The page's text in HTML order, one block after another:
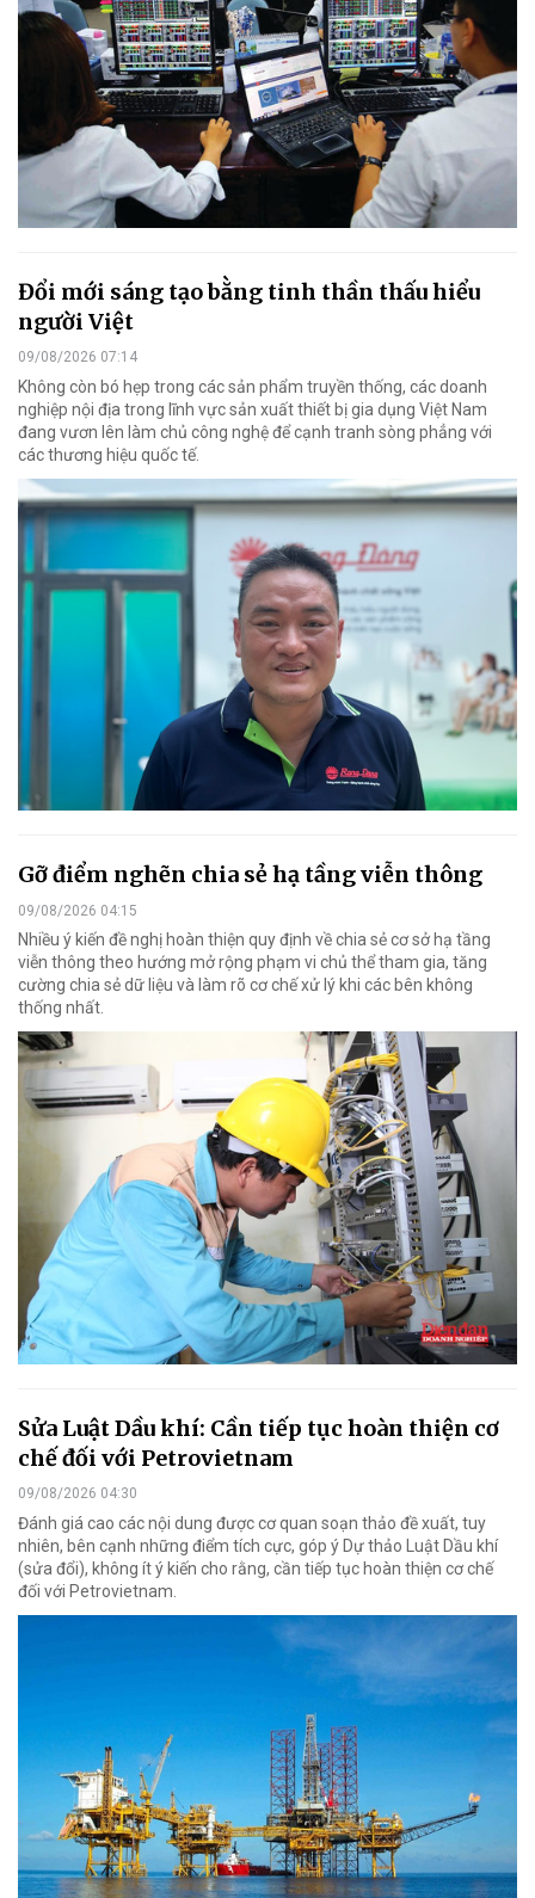
Đổi mới sáng tạo bằng tinh thần thấu hiểu
người Việt
09/08/2026 07:14
Không còn bó hẹp trong các sản phẩm truyền thống, các doanh
nghiệp nội địa trong lĩnh vực sản xuất thiết bị gia dụng Việt Nam
đang vươn lên làm chủ công nghệ để cạnh tranh sòng phẳng với
các thương hiệu quốc tế.
Gỡ điểm nghẽn chia sẻ hạ tầng viễn thông
09/08/2026 04:15
Nhiều ý kiến đề nghị hoàn thiện quy định về chia sẻ cơ sở hạ tầng
viễn thông theo hướng mở rộng phạm vi chủ thể tham gia, tăng
cường chia sẻ dữ liệu và làm rõ cơ chế xử lý khi các bên không
thống nhất.
Sửa Luật Dầu khí: Cần tiếp tục hoàn thiện cơ
chế đối với Petrovietnam
09/08/2026 04:30
Đánh giá cao các nội dung được cơ quan soạn thảo đề xuất, tuy
nhiên, bên cạnh những điểm tích cực, góp ý Dự thảo Luật Dầu khí
(sửa đổi), không ít ý kiến cho rằng, cần tiếp tục hoàn thiện cơ chế
đối với Petrovietnam.